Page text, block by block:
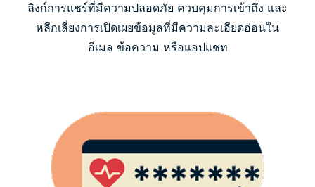
ลิงก์การแชร์ที่มีความปลอดภัย ควบคุมการเข้าถึง และ
หลีกเลี่ยงการเปิดเผยข้อมูลที่มีความละเอียดอ่อนใน
อีเมล ข้อความ หรือแอปแชท